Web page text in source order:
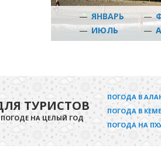
— ЯНВАРЬ —
—ИЮЛЬ —
ТУРИСТОВ
НА ЦЕЛЫЙ ГОД
ПОГОДА В
ПОГОДА В
ПОГОДА НА